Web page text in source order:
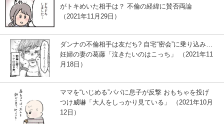
がトキめいた相手は？ 不倫の経緯に賛否両論
（2021年11月29日）
ダンナの不倫相手は友だち? 自宅“密会”に乗り込み…
妊婦の妻の葛藤「泣きたいのはこっち」 （2021年11
月18日）
ママを“いじめる”パパに息子が反撃 おもちゃを投げ
つけ威嚇「大人をしっかり見ている」 （2021年10月
12日）